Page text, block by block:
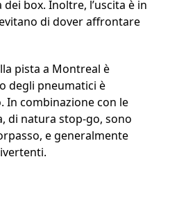
box. Inoltre, l’uscita è in
di dover affrontare
pista a Montreal è
degli pneumatici è
In combinazione con le
di natura stop-go, sono
e generalmente